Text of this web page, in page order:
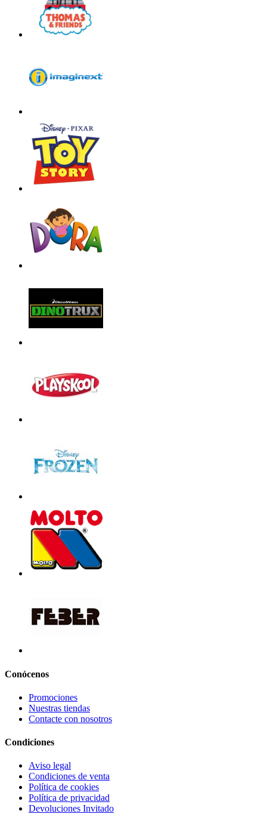
Conócenos
Promociones
Nuestras tiendas
Contacte con nosotros
Condiciones
Aviso legal
Condiciones de venta
Política de cookies
Política de privacidad
Devoluciones Invitado